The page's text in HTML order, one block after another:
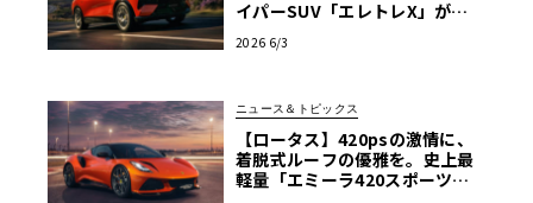
イパーSUV「エレトレX」が欧
2026 6/3
ニュース＆トピックス
【ロータス】420psの激情に、
着脱式ルーフの優雅を。史上最
軽量「エミーラ420スポーツ」